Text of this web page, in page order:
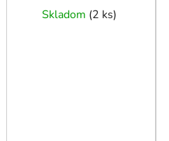
Skladom (2 ks)